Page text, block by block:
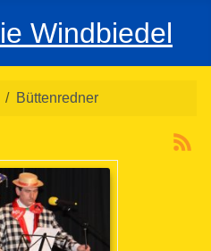
Windbiedel
Büttenredner